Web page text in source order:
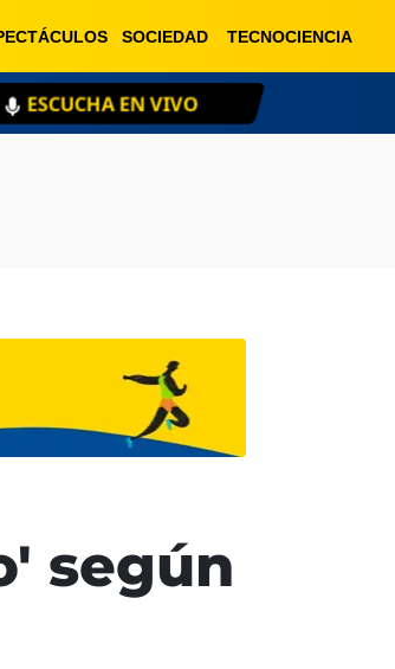
SOCIEDAD TECNOCIENCIA
ESCUCHA EN VIVO
según